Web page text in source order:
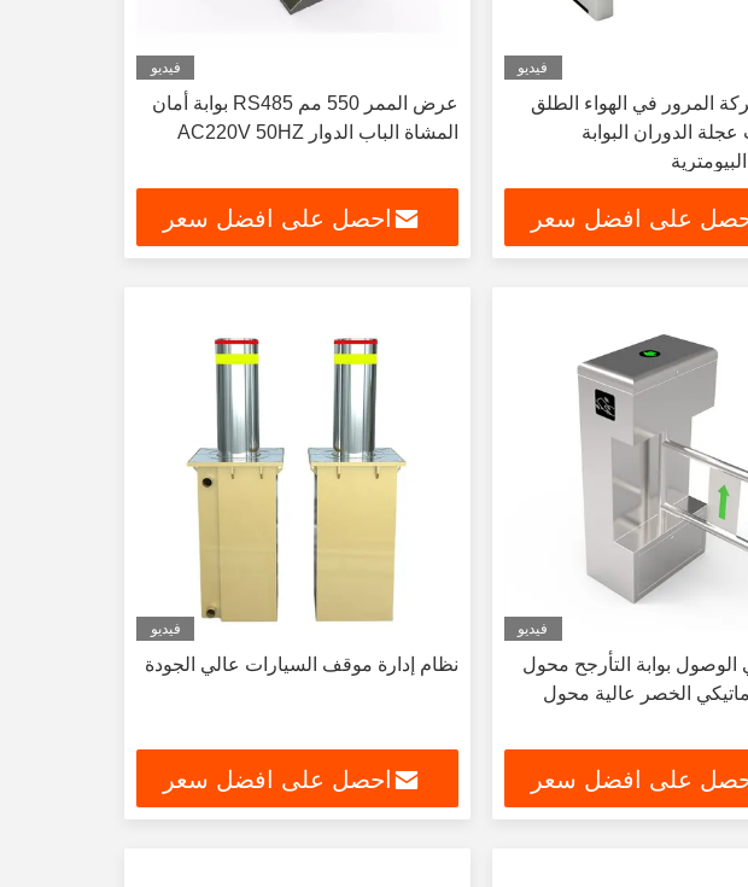
فيديو
المرور في الهواء الطلق
عجلة الدوران البوابة
على افضل سعر
فيديو
عرض الممر 550 مم RS485 بوابة أمان
المشاة الباب الدوار AC220V 50HZ
احصل على افضل سعر
فيديو
الوصول بوابة التأرجح محول
الخصر عالية محول
على افضل سعر
فيديو
نظام إدارة موقف السيارات عالي الجودة
احصل على افضل سعر